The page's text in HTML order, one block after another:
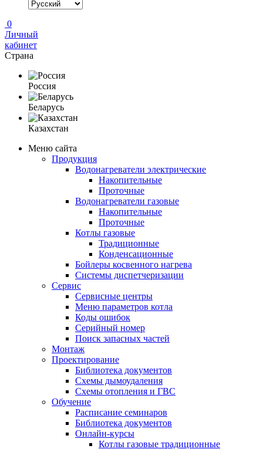
0
Личный
кабинет
Страна
Россия
Беларусь
Казахстан
Меню сайта
Продукция
Водонагреватели электрические
Накопительные
Проточные
Водонагреватели газовые
Накопительные
Проточные
Котлы газовые
Традиционные
Конденсационные
Бойлеры косвенного нагрева
Системы диспетчеризации
Сервис
Сервисные центры
Меню параметров котла
Коды ошибок
Серийный номер
Поиск запасных частей
Монтаж
Проектирование
Библиотека документов
Схемы дымоудаления
Схемы отопления и ГВС
Обучение
Расписание семинаров
Библиотека документов
Онлайн-курсы
Котлы газовые традиционные